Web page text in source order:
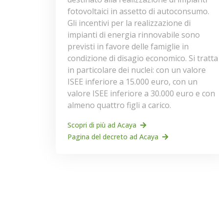
fotovoltaici in assetto di autoconsumo.
Gli incentivi per la realizzazione di
impianti di energia rinnovabile sono
previsti in favore delle famiglie in
condizione di disagio economico. Si tratta
in particolare dei nuclei: con un valore
ISEE inferiore a 15.000 euro, con un
valore ISEE inferiore a 30.000 euro e con
almeno quattro figli a carico.
Scopri di più ad Acaya
Pagina del decreto ad Acaya